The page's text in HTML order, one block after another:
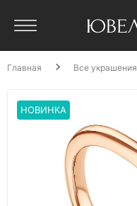
Главная Все украшения
НОВИНКА